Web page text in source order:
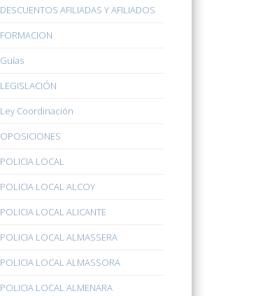
DESCUENTOS AFILIADAS Y AFILIADOS
FORMACION
Guías
LEGISLACIÓN
Ley Coordinación
OPOSICIONES
POLICIA LOCAL
POLICIA LOCAL ALCOY
POLICIA LOCAL ALICANTE
POLICIA LOCAL ALMASSERA
POLICIA LOCAL ALMASSORA
POLICIA LOCAL ALMENARA